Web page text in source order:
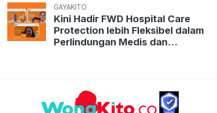
GAYAKITO
Kini Hadir FWD Hospital Care
Protection lebih Fleksibel dalam
Perlindungan Medis dan